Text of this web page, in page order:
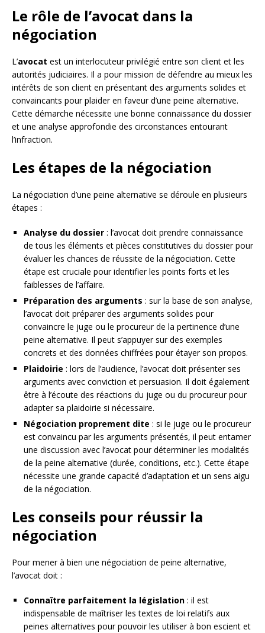
Le rôle de l’avocat dans la
négociation
L’avocat est un interlocuteur privilégié entre son client et les
autorités judiciaires. Il a pour mission de défendre au mieux les
intérêts de son client en présentant des arguments solides et
convaincants pour plaider en faveur d’une peine alternative.
Cette démarche nécessite une bonne connaissance du dossier
et une analyse approfondie des circonstances entourant
l’infraction.
Les étapes de la négociation
La négociation d’une peine alternative se déroule en plusieurs
étapes :
Analyse du dossier : l’avocat doit prendre connaissance
de tous les éléments et pièces constitutives du dossier pour
évaluer les chances de réussite de la négociation. Cette
étape est cruciale pour identifier les points forts et les
faiblesses de l’affaire.
Préparation des arguments : sur la base de son analyse,
l’avocat doit préparer des arguments solides pour
convaincre le juge ou le procureur de la pertinence d’une
peine alternative. Il peut s’appuyer sur des exemples
concrets et des données chiffrées pour étayer son propos.
Plaidoirie : lors de l’audience, l’avocat doit présenter ses
arguments avec conviction et persuasion. Il doit également
être à l’écoute des réactions du juge ou du procureur pour
adapter sa plaidoirie si nécessaire.
Négociation proprement dite : si le juge ou le procureur
est convaincu par les arguments présentés, il peut entamer
une discussion avec l’avocat pour déterminer les modalités
de la peine alternative (durée, conditions, etc.). Cette étape
nécessite une grande capacité d’adaptation et un sens aigu
de la négociation.
Les conseils pour réussir la
négociation
Pour mener à bien une négociation de peine alternative,
l’avocat doit :
Connaître parfaitement la législation : il est
indispensable de maîtriser les textes de loi relatifs aux
peines alternatives pour pouvoir les utiliser à bon escient et